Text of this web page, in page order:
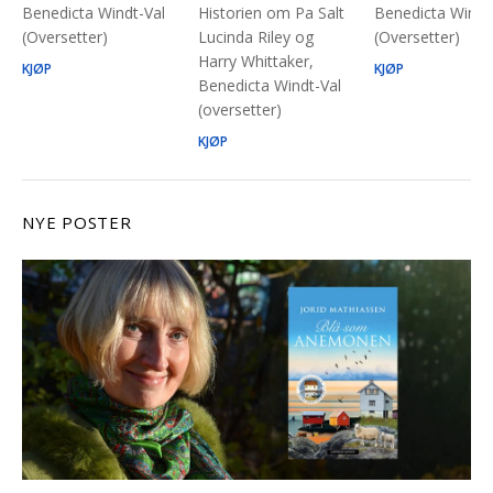
Benedicta Windt-Val
(Oversetter)
KJØP
Historien om Pa Salt
Lucinda Riley og
Harry Whittaker,
Benedicta Windt-Val
(oversetter)
KJØP
Benedicta
(Oversetter)
KJØP
NYE POSTER